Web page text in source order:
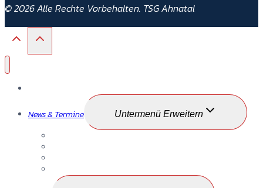
© 2026 Alle Rechte Vorbehalten. TSG Ahnatal
News & Termine Untermenü Erweitern